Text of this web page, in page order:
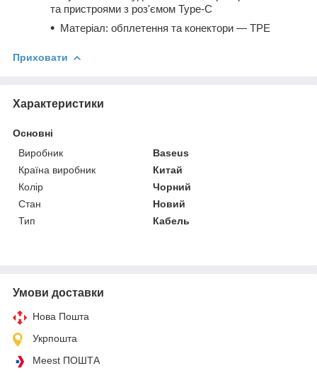
та пристроями з роз'ємом Type-C
Матеріал: обплетення та конектори — TPE
Приховати
Характеристики
Основні
Виробник
Baseus
Країна виробник
Китай
Колір
Чорний
Стан
Новий
Тип
Кабель
Умови доставки
Нова Пошта
Укрпошта
Meest ПОШТА